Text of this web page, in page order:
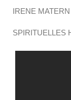
IRENE
SPIRITUELLES